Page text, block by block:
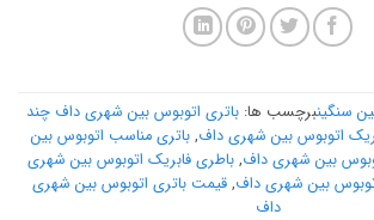
سنگینبرچسب ها:باتری اتوبوس بین شهری داف چند
اتوبوس بین شهری داف,باتری مناسب اتوبوس بین
بین شهری داف, باطری فابریک اتوبوس بین شهری
بین شهری داف, قیمت باتری اتوبوس بین شهری
داف